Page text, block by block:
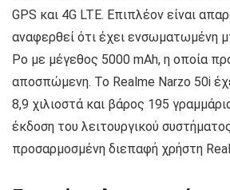
GPS και 4G LTE. Επιπλέον είναι
αναφερθεί ότι έχει ενσωματωμένη
Po με μέγεθος 5000 mAh, η οποία
αποσπώμενη. Το Realme Narzo 50i
8,9 χιλιοστά και βάρος 195
έκδοση του λειτουργικού
προσαρμοσμένη διεπαφή χρήστη